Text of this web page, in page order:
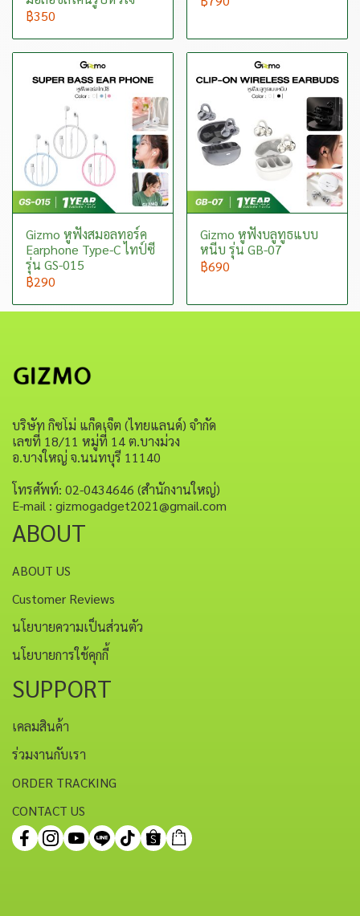
฿350
Gizmo หูฟังสมอลทอร์ค
Earphone Type-C ไทป์ซี
รุ่น GS-015
฿290
Gizmo หูฟังบลูทูธแบบ
หนีบ รุ่น GB-07
฿690
บริษัท กิซโม่ แก็ดเจ็ต (ไทยแลนด์) จำกัด
เลขที่ 18/11 หมู่ที่ 14 ต.บางม่วง
อ.บางใหญ่ จ.นนทบุรี 11140
โทรศัพท์: 02-0434646 (สำนักงานใหญ่)
E-mail : gizmogadget2021@gmail.com
ABOUT
ABOUT US
Customer Reviews
นโยบายความเป็นส่วนตัว
นโยบายการใช้คุกกี้
SUPPORT
เคลมสินค้า
ร่วมงานกับเรา
ORDER TRACKING
CONTACT US